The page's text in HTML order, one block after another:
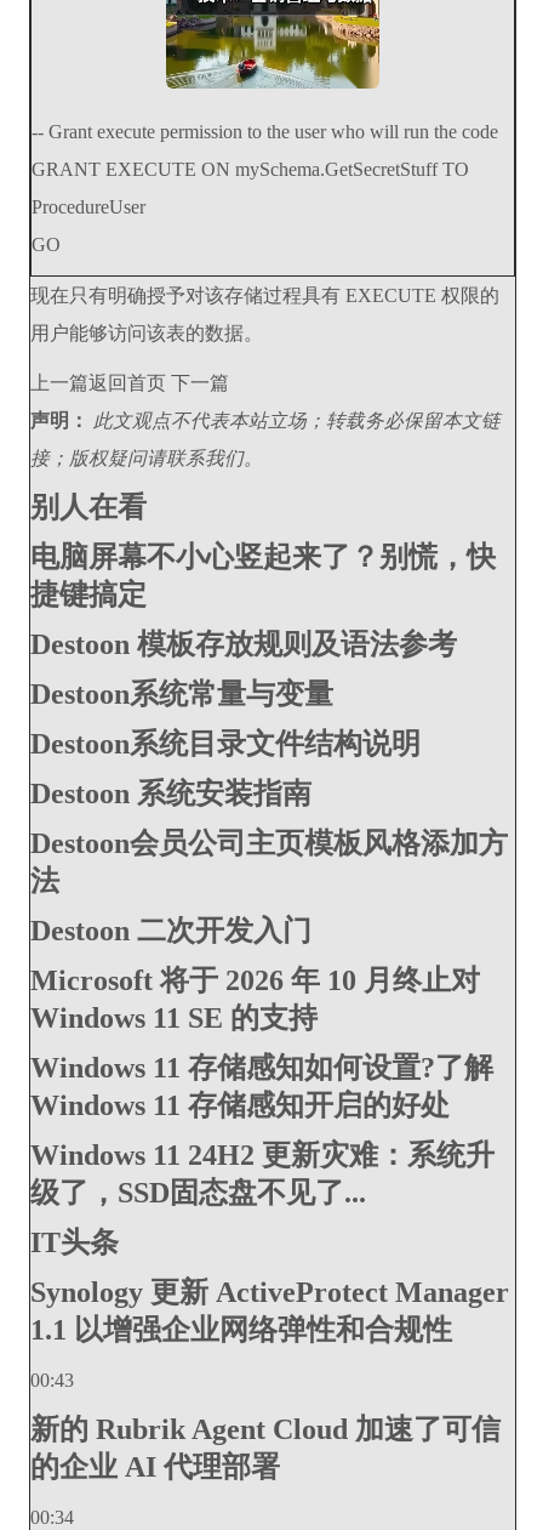
-- Grant execute permission to the user who will run the code
GRANT EXECUTE ON mySchema.GetSecretStuff TO
ProcedureUser
GO
现在只有明确授予对该存储过程具有 EXECUTE 权限的
用户能够访问该表的数据。
上一篇返回首页 下一篇
声明：
此文观点不代表本站立场；转载务必保留本文链
接；版权疑问请联系我们。
别人在看
电脑屏幕不小心竖起来了？别慌，快
捷键搞定
Destoon 模板存放规则及语法参考
Destoon系统常量与变量
Destoon系统目录文件结构说明
Destoon 系统安装指南
Destoon会员公司主页模板风格添加方
法
Destoon 二次开发入门
Microsoft 将于 2026 年 10 月终止对
Windows 11 SE 的支持
Windows 11 存储感知如何设置?了解
Windows 11 存储感知开启的好处
Windows 11 24H2 更新灾难：系统升
级了，SSD固态盘不见了...
IT头条
Synology 更新 ActiveProtect Manager
1.1 以增强企业网络弹性和合规性
00:43
新的 Rubrik Agent Cloud 加速了可信
的企业 AI 代理部署
00:34